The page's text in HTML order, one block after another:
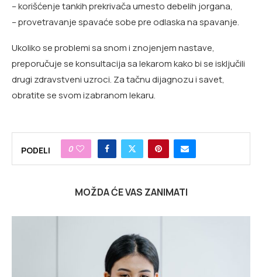
– korišćenje tankih prekrivača umesto debelih jorgana,
– provetravanje spavaće sobe pre odlaska na spavanje.
Ukoliko se problemi sa snom i znojenjem nastave,
preporučuje se konsultacija sa lekarom kako bi se isključili
drugi zdravstveni uzroci. Za tačnu dijagnozu i savet,
obratite se svom izabranom lekaru.
PODELI 0
MOŽDA ĆE VAS ZANIMATI